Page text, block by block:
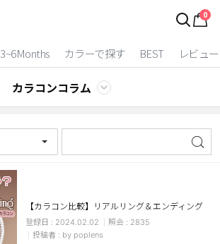
0
3~6Months カラーで探す BEST レビュー
2 Weeks
カラコンコラム
【カラコン比較】リアルリング＆エンディング
2024.02.02
2835
by poplens